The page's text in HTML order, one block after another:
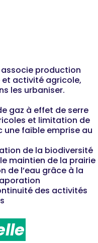
production
et activité agricole,
les urbaniser.
gaz à effet de serre
et limitation de
une faible emprise au
de la biodiversité
maintien de la prairie
de l’eau grâce à la
des activités